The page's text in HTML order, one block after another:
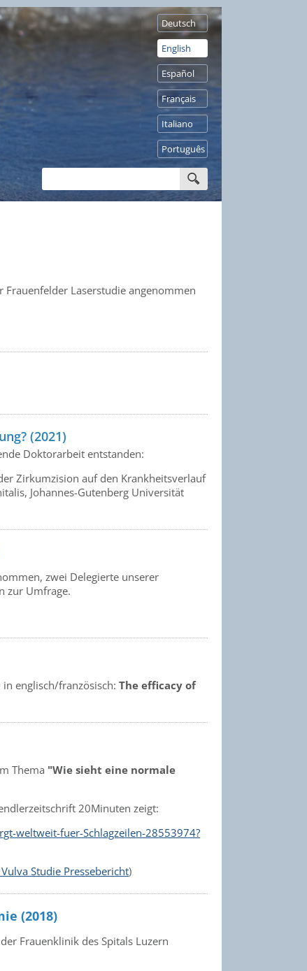
Deutsch
English
Español
Français
Italiano
Português
Frauenfelder Laserstudie angenommen
(2021)
Doktorarbeit entstanden:
Zirkumzision auf den Krankheitsverlauf
Johannes-Gutenberg Universität
zwei Delegierte unserer
zur Umfrage.
in englisch/französisch: The efficacy of
Thema "Wie sieht eine normale
20Minuten zeigt:
weltweit-fuer-Schlagzeilen-28553974?
Studie Pressebericht)
(2018)
Frauenklinik des Spitals Luzern